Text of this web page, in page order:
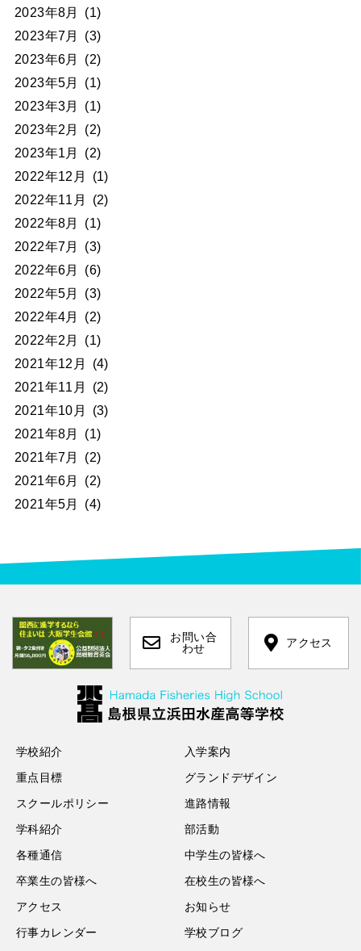
2023年8月
(1)
2023年7月
(3)
2023年6月
(2)
2023年5月
(1)
2023年3月
(1)
2023年2月
(2)
2023年1月
(2)
2022年12月
(1)
2022年11月
(2)
2022年8月
(1)
2022年7月
(3)
2022年6月
(6)
2022年5月
(3)
2022年4月
(2)
2022年2月
(1)
2021年12月
(4)
2021年11月
(2)
2021年10月
(3)
2021年8月
(1)
2021年7月
(2)
2021年6月
(2)
2021年5月
(4)
お問い合
わせ
アクセス
学校紹介
入学案内
重点目標
グランドデザイン
スクールポリシー
進路情報
学科紹介
部活動
各種通信
中学生の皆様へ
卒業生の皆様へ
在校生の皆様へ
アクセス
お知らせ
行事カレンダー
学校ブログ